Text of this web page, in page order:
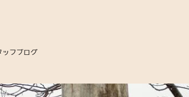
ッフブログ